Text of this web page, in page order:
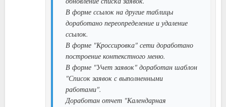
В форме ссылок на другие таблицы
доработано переопределение и удаление
ссылок.
В форме "Кроссировка" сети доработано
построение контекстного меню.
В форме "Учет заявок" доработан шаблон
"Список заявок с выполненными
работами".
Доработан отчет "Календарная